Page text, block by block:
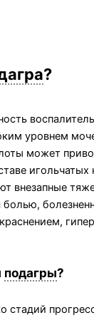
?
уровнем
может
игольчатых
внезапные
подагры?
стадий